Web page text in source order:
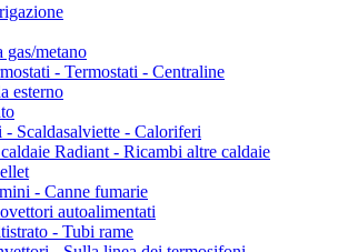
gas/metano
- Termostati - Centraline
esterno
- Scaldasalviette - Caloriferi
Radiant - Ricambi altre caldaie
- Canne fumarie
autoalimentati
- Tubi rame